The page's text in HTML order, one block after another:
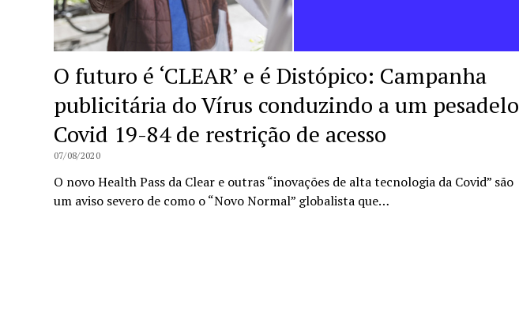
O futuro é ‘CLEAR’ e é Distópico: Campanha
publicitária do Vírus conduzindo a um pesadelo
Covid 19-84 de restrição de acesso
07/08/2020
O novo Health Pass da Clear e outras “inovações de alta tecnologia da Covid” são
um aviso severo de como o “Novo Normal” globalista que…